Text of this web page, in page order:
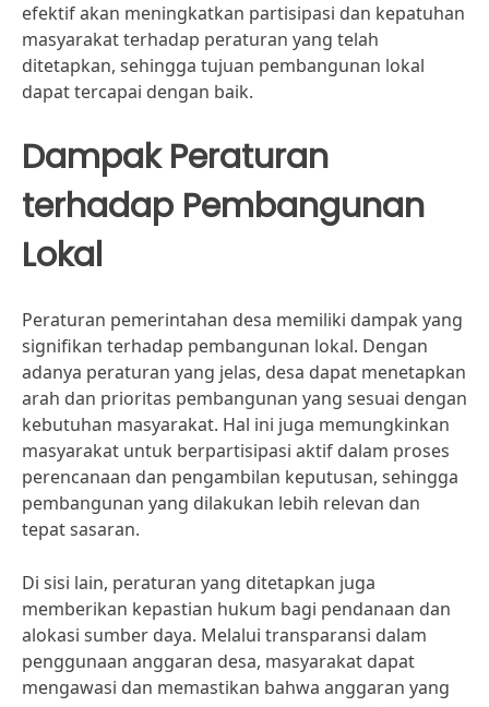
efektif akan meningkatkan partisipasi dan kepatuhan
masyarakat terhadap peraturan yang telah
ditetapkan, sehingga tujuan pembangunan lokal
dapat tercapai dengan baik.
Dampak Peraturan
terhadap Pembangunan
Lokal
Peraturan pemerintahan desa memiliki dampak yang
signifikan terhadap pembangunan lokal. Dengan
adanya peraturan yang jelas, desa dapat menetapkan
arah dan prioritas pembangunan yang sesuai dengan
kebutuhan masyarakat. Hal ini juga memungkinkan
masyarakat untuk berpartisipasi aktif dalam proses
perencanaan dan pengambilan keputusan, sehingga
pembangunan yang dilakukan lebih relevan dan
tepat sasaran.
Di sisi lain, peraturan yang ditetapkan juga
memberikan kepastian hukum bagi pendanaan dan
alokasi sumber daya. Melalui transparansi dalam
penggunaan anggaran desa, masyarakat dapat
mengawasi dan memastikan bahwa anggaran yang